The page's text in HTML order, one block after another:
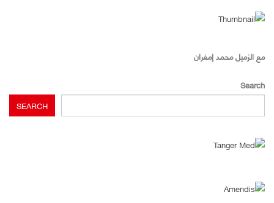
مع الزميل محمد إمغران
Search
SEARCH